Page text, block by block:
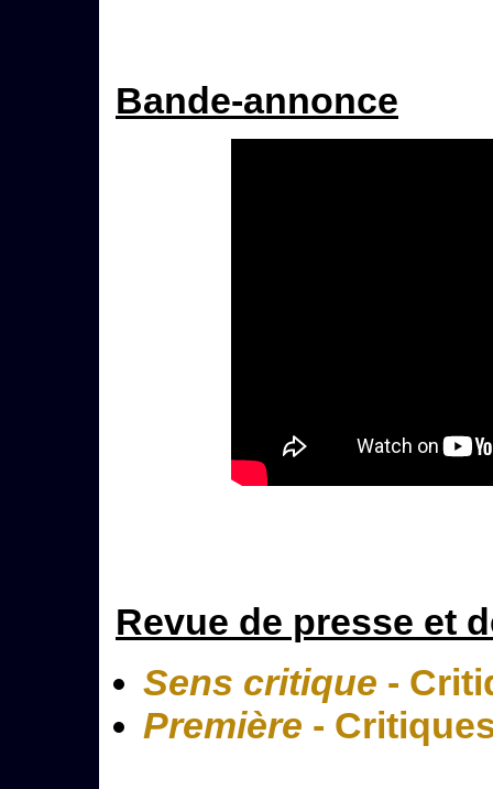
Bande-annonce
Revue de presse et
Sens critique -
Première -